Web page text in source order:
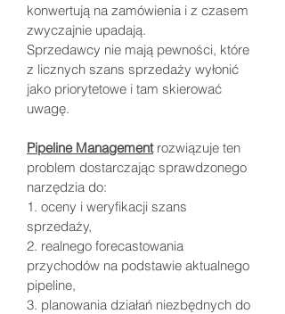
konwertują na zamówienia i z czasem
zwyczajnie upadają.
Sprzedawcy nie mają pewności, które
z licznych szans sprzedaży wyłonić
jako priorytetowe i tam skierować
uwagę.
Pipeline Management rozwiązuje ten
problem dostarczając sprawdzonego
narzędzia do:
1. oceny i weryfikacji szans
sprzedaży,
2. realnego forecastowania
przychodów na podstawie aktualnego
pipeline,
3. planowania działań niezbędnych do